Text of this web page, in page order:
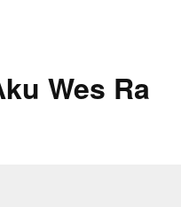
Wes Ra